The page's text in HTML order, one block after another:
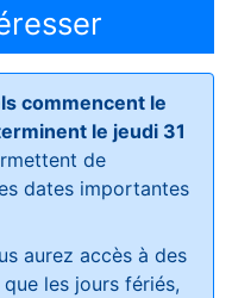
commencent le
le jeudi 31
de
dates importantes
aurez accès à des
les jours fériés,